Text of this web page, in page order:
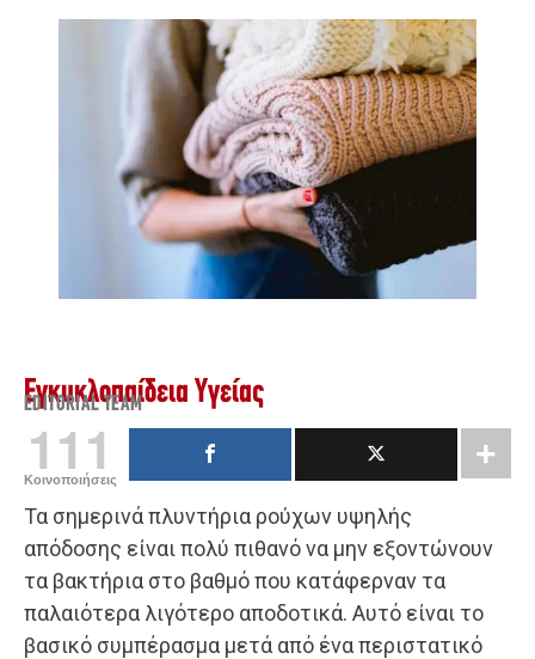
Εγκυκλοπαίδεια Υγείας
EDITORIAL TEAM
111
Κοινοποιήσεις
Τα σημερινά πλυντήρια ρούχων υψηλής
απόδοσης είναι πολύ πιθανό να μην εξοντώνουν
τα βακτήρια στο βαθμό που κατάφερναν τα
παλαιότερα λιγότερο αποδοτικά. Αυτό είναι το
βασικό συμπέρασμα μετά από ένα περιστατικό